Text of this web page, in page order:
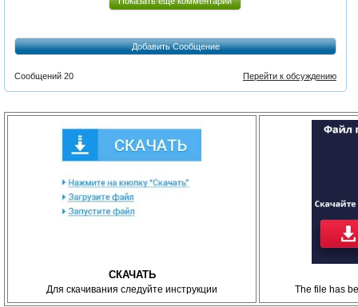
Добавить Сообщение
Сообщений 20 Перейти к обсуждению
СКАЧАТЬ
Для скачивания следуйте инструкции The file has